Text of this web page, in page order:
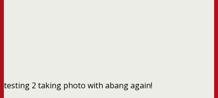
testing 2 taking photo with abang again!